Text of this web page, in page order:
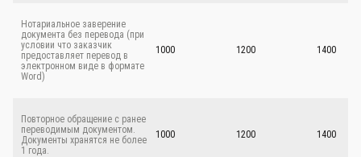
Нотариальное заверение
документа без перевода (при
условии что заказчик
предоставляет перевод в
электронном виде в формате
Word)
1000 1200 1400
Повторное обращение с ранее
переводимым документом.
Документы хранятся не более
1 года.
1000 1200 1400